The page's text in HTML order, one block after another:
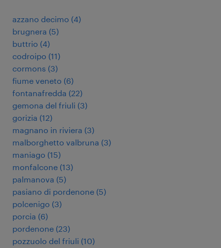
azzano decimo (4)
brugnera (5)
buttrio (4)
codroipo (11)
cormons (3)
fiume veneto (6)
fontanafredda (22)
gemona del friuli (3)
gorizia (12)
magnano in riviera (3)
malborghetto valbruna (3)
maniago (15)
monfalcone (13)
palmanova (5)
pasiano di pordenone (5)
polcenigo (3)
porcia (6)
pordenone (23)
pozzuolo del friuli (10)